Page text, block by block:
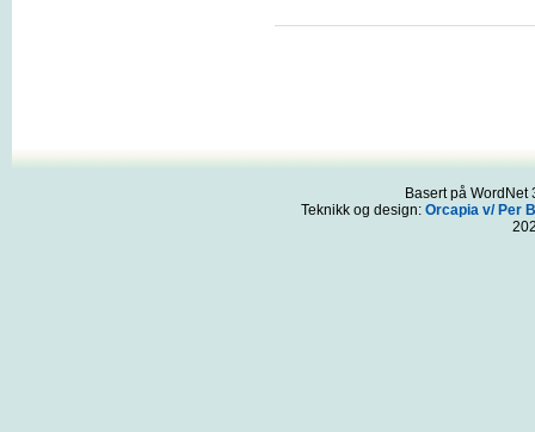
Basert på
Teknikk og design: Orcapia v/ Per